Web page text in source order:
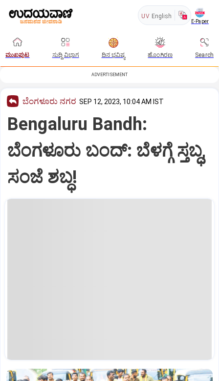
UV English
E-Paper
ಮುಖಪುಟ ಸುದ್ದಿ ವಿಭಾಗ ದಿನ ಭವಿಷ್ಯ ಹೊಂಗಿರಣ Search
ADVERTISEMENT
ಬೆಂಗಳೂರು ನಗರ SEP 12, 2023, 10:04 AM IST
Bengaluru Bandh:
ಬೆಂಗಳೂರು ಬಂದ್‌: ಬೆಳಗ್ಗೆ ಸ್ತಬ್ಧ,
ಸಂಜೆ ಶಬ್ಧ!